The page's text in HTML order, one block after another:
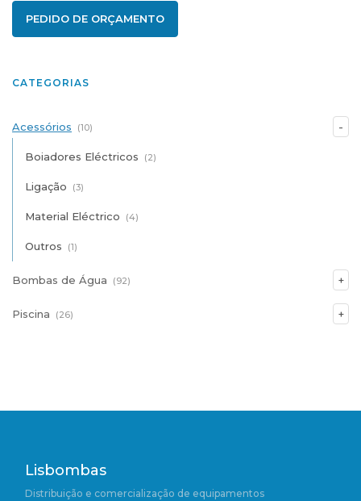
PEDIDO DE ORÇAMENTO
CATEGORIAS
Acessórios (10)
Boiadores Eléctricos (2)
Ligação (3)
Material Eléctrico (4)
Outros (1)
Bombas de Água (92)
Piscina (26)
Lisbombas
Distribuição e comercialização de equipamentos